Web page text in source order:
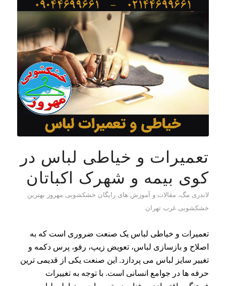
تعمیرات و خیاطی لباس در
کوی بیمه و شهرک اکباتان
لاندری مگ، مقالات و آموزش های رایگان خشکشویی مهروز بهترین
خشکشویی غرب تهران
تعمیرات و خیاطی لباس یک صنعت ضروری است که به
اصلاح و بازسازی لباس، تعویض زیپ، رفو، پرس دکمه و
تغییر سایز لباس می پردازد. این صنعت یکی از قدیمی ترین
حرفه ها در جوامع انسانی است. با توجه به تغییرات